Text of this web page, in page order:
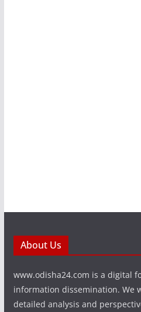
About Us
www.odisha24.com is a digital
information dissemination. We
detailed analysis and